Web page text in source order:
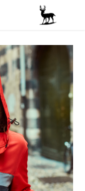
تخطي للذهاب إلى المحتوى